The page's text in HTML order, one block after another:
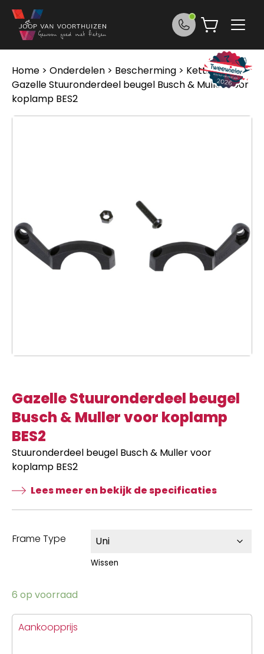
Ga naar de inhoud
Home > Onderdelen > Bescherming > Kettingkast>
Gazelle Stuuronderdeel beugel Busch & Muller voor
koplamp BES2
Gazelle Stuuronderdeel beugel
Busch & Muller voor koplamp
BES2
Stuuronderdeel beugel Busch & Muller voor
koplamp BES2
Lees meer en bekijk de specificaties
Frame Type
Wissen
6 op voorraad
Aankoopprijs